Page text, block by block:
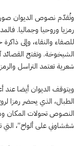
وتُقدّم نصوص الديوان صورة
رمزيا وروحيا وجماليا.
للصفاء والنقاء، وإلى
الشيخوخة. وتفتح القصائد
شعرية تعتمد التراسل
ويتوقف الديوان أيضا عند
الطبال، الذي يحضر رمزا
النصوص تحولات المكان
شفشاوني على ألواح”،